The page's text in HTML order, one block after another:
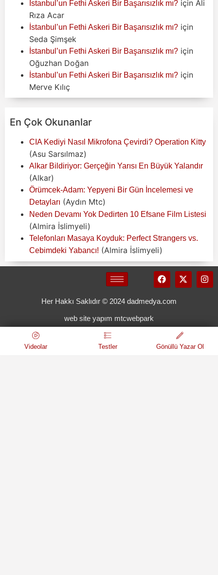
İstanbul’un Fethi Askeri Bir Başarısızlık mı? için Ali
Rıza Acar
İstanbul’un Fethi Askeri Bir Başarısızlık mı? için
Seda Şimşek
İstanbul’un Fethi Askeri Bir Başarısızlık mı? için
Oğuzhan Doğan
İstanbul’un Fethi Askeri Bir Başarısızlık mı? için
Merve Kılıç
En Çok Okunanlar
CIA Kediyi Nasıl Mikrofona Çevirdi? Operation Kitty
(Asu Sarsılmaz)
Alkar Bildiriyor: Gerçeğin Yarısı En Büyük Yalandır
(Alkar)
Örümcek-Adam: Yepyeni Bir Gün İncelemesi ve
Detayları (Aydın Mtc)
Neden Devamı Yok Dedirten 10 Efsane Film Listesi
(Almira İslimyeli)
Telefonları Masaya Koyduk: Perfect Strangers vs.
Cebimdeki Yabancı! (Almira İslimyeli)
Her Hakkı Saklıdır © 2024 dadmedya.com
web site yapım mtcwebpark
Videolar Testler Gönüllü Yazar Ol